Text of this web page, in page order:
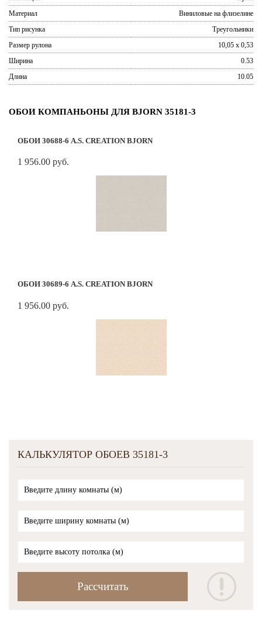
Материал
Виниловые на флизелине
Тип рисунка
Треугольники
Размер рулона
10,05 x 0,53
Ширина
0.53
Длина
10.05
ОБОИ КОМПАНЬОНЫ ДЛЯ BJORN 35181-3
ОБОИ 30688-6 A.S. CREATION BJORN
1 956.00 руб.
ОБОИ 30689-6 A.S. CREATION BJORN
1 956.00 руб.
КАЛЬКУЛЯТОР ОБОЕВ 35181-3